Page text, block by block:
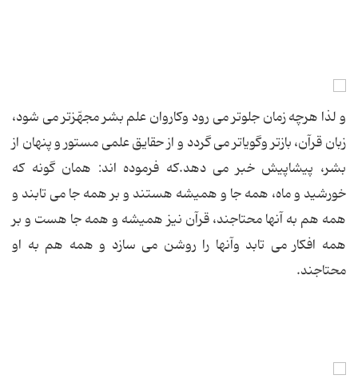
و لذا هرچه زمان جلوتر می رود وكاروان علم بشر مجهّزتر می شود،
زبان قرآن، بازتر وگویاتر می گردد و از حقایق علمی مستور و پنهان از
بشر، پیشاپیش خبر می دهد.كه فرموده اند: همان گونه كه
خورشید و ماه، همه جا و همیشه هستند و بر همه جا می تابند و
همه هم به آنها محتاجند، قرآن نیز همیشه و همه جا هست و بر
همه افكار می تابد وآنها را روشن می سازد و همه هم به او
محتاجند.